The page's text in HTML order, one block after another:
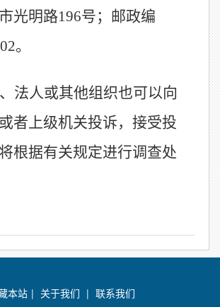
光明路196号；邮政编
。
法人或其他组织也可以向
者上级机关投诉，接受投
根据有关规定进行调查处
本站 | 关于我们 | 联系我们